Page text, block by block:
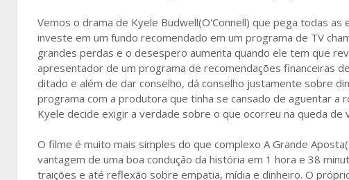
Vemos o drama de Kyele Budwell(O'Connell) que pega todas
investe em um fundo recomendado em um programa de TV
grandes perdas e o desespero aumenta quando ele tem que
apresentador de um programa de recomendações financeiras
ditado e além de dar conselho, dá conselho justamente sobre
programa com a produtora que tinha se cansado de aguentar
Kyele decide exigir a verdade sobre o que ocorreu na queda
O filme é muito mais simples do que complexo A Grande
vantagem de uma boa condução da história em 1 hora e 38
traições e até reflexão sobre empatia, mídia e dinheiro. O